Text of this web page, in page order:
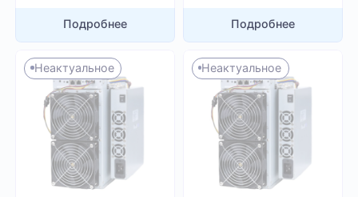
Ethereum (ETH)
DASH (DASH)
EthereumPoW (ETHW)
Kaspa (KAS)
Zcash (ZEC)
Sia (SC)
Посмотреть все
Производитель
Bitmain
Подробнее Подробнее
Неактуальное Неактуальное